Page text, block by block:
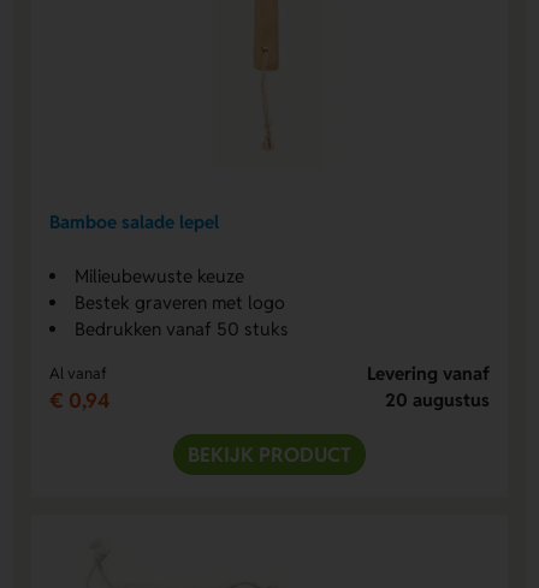
Bamboe salade lepel
Milieubewuste keuze
Bestek graveren met logo
Bedrukken vanaf 50 stuks
Al vanaf
€ 0,94
Levering vanaf
20 augustus
BEKIJK PRODUCT